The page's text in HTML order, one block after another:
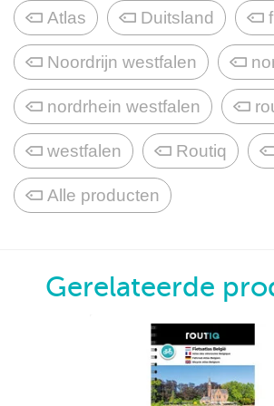
Atlas Duitsland
Noordrijn westfalen
nordrhein westfalen
westfalen Routiq
Alle producten
Gerelateerde